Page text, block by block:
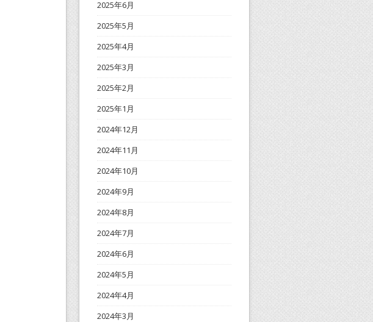
2025年6月
2025年5月
2025年4月
2025年3月
2025年2月
2025年1月
2024年12月
2024年11月
2024年10月
2024年9月
2024年8月
2024年7月
2024年6月
2024年5月
2024年4月
2024年3月